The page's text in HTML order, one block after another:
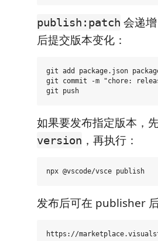
publish:patch 会递增
后提交版本变化：
git add package.json
git commit -m "chore:
如果要发布指定版本，
version ，再执行：
发布后可在 publisher